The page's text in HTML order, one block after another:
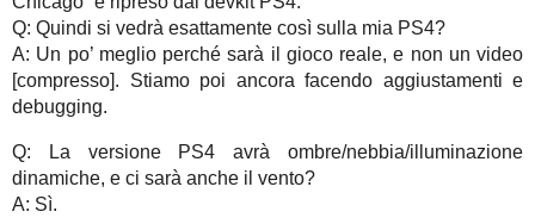
Q: Quindi si vedrà esattamente così sulla mia PS4?
A: Un po’ meglio perché sarà il gioco reale, e non un video
[compresso]. Stiamo poi ancora facendo aggiustamenti e
debugging.
Q: La versione PS4 avrà ombre/nebbia/illuminazione
dinamiche, e ci sarà anche il vento?
A: Sì.